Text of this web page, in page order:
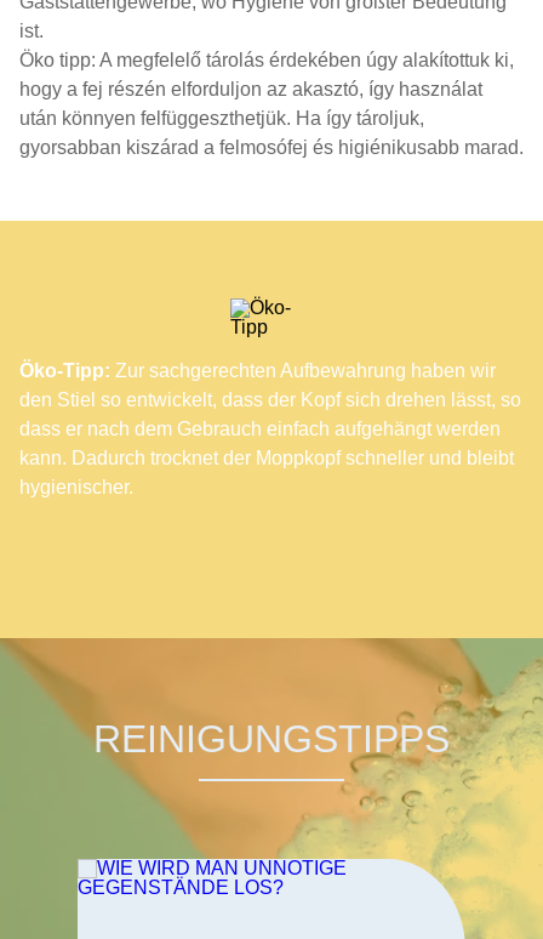
ist.
Öko tipp: A megfelelő tárolás érdekében úgy alakítottuk ki,
hogy a fej részén elforduljon az akasztó, így használat
után könnyen felfüggeszthetjük. Ha így tároljuk,
gyorsabban kiszárad a felmosófej és higiénikusabb marad.
Öko-Tipp: Zur sachgerechten Aufbewahrung haben wir
den Stiel so entwickelt, dass der Kopf sich drehen lässt, so
dass er nach dem Gebrauch einfach aufgehängt werden
kann. Dadurch trocknet der Moppkopf schneller und bleibt
hygienischer.
REINIGUNGSTIPPS